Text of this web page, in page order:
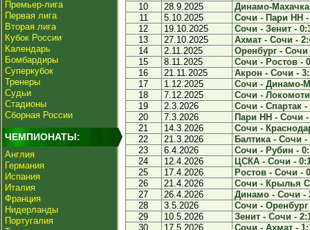
Премьер-лига
Первая лига
Вторая лига
Кубок России
Календарь
Бомбардиры
Суперкубок
Тренеры
Судьи
Стадионы
Сборная России
ЧЕМПИОНАТЫ:
Англия
Германия
Испания
Италия
Франция
Нидерланды
Португалия
10
28.9.2025
Динамо-
11
5.10.2025
Сочи - Пари НН -
12
19.10.2025
Сочи - Зенит -
13
27.10.2025
Ахмат - Сочи -
14
2.11.2025
Оренбург - Сочи
15
8.11.2025
Сочи - Ростов -
16
21.11.2025
Акрон - Сочи -
17
1.12.2025
Сочи - Динамо-
18
7.12.2025
Сочи -
19
2.3.2026
Сочи - Спартак -
20
7.3.2026
Пари НН - Сочи -
21
14.3.2026
Сочи -
22
21.3.2026
Балтика - Сочи -
23
6.4.2026
Сочи - Рубин -
24
12.4.2026
ЦСКА - Сочи -
25
17.4.2026
Ростов - Сочи -
26
21.4.2026
Сочи - Крылья
27
26.4.2026
Динамо - Сочи -
28
3.5.2026
Сочи - Оренбург
29
10.5.2026
Зенит - Сочи -
30
17.5.2026 Сочи - Ахмат -